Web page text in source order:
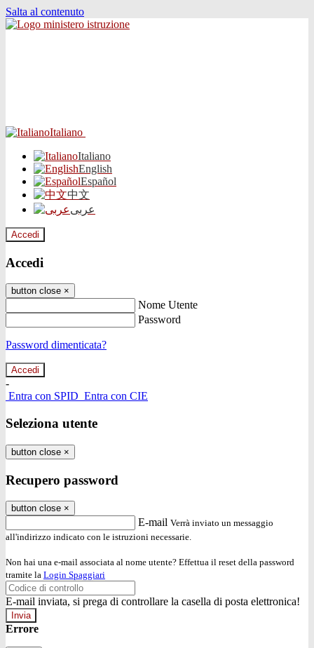
Salta al contenuto
Italiano
Italiano
English
Español
中文
عربى
Accedi
Accedi
button close ×
Nome Utente
Password
Password dimenticata?
-
Entra con SPID Entra con CIE
Seleziona utente
button close ×
Recupero password
button close ×
E-mail Verrà inviato un messaggio
all'indirizzo indicato con le istruzioni necessarie.
Non hai una e-mail associata al nome utente? Effettua il reset della password
tramite la Login Spaggiari
E-mail inviata, si prega di controllare la casella di posta elettronica!
Errore